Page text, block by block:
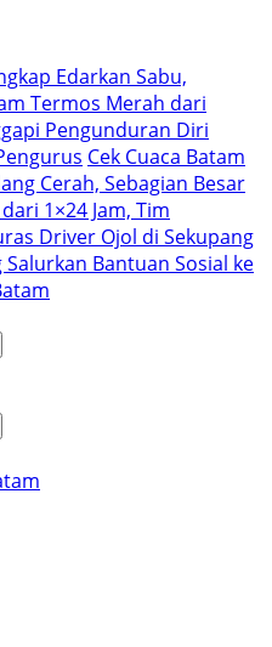
Edarkan Sabu,
Termos Merah dari
Pengunduran Diri
Cek Cuaca Batam
Cerah, Sebagian Besar
1×24 Jam, Tim
Driver Ojol di Sekupang
Bantuan Sosial ke